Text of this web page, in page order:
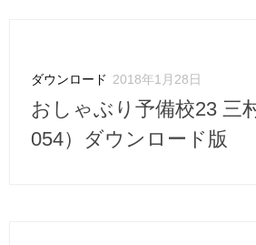
ダウンロード 2018年1月28日
おしゃぶり予備校23 三
054）ダウンロード版